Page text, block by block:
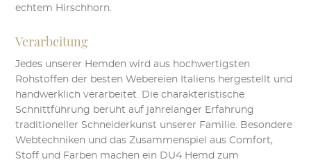
der
gewählt
echtem Hirschhorn.
Verarbeitung
Jedes unserer Hemden wird aus hochwertigsten
Rohstoffen der besten Webereien Italiens hergestellt und
handwerklich verarbeitet. Die charakteristische
Schnittführung beruht auf jahrelanger Erfahrung
traditioneller Schneiderkunst unserer Familie. Besondere
Webtechniken und das Zusammenspiel aus Comfort,
Stoff und Farben machen ein DU4 Hemd zum